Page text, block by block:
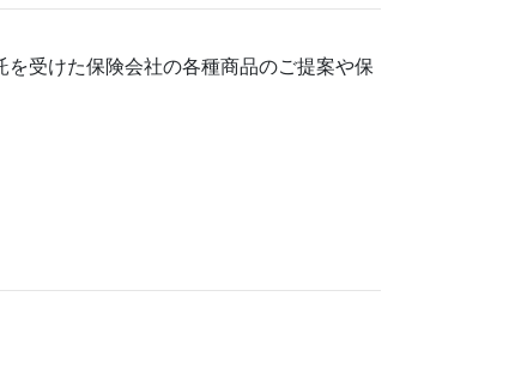
受けた保険会社の各種商品のご提案や保